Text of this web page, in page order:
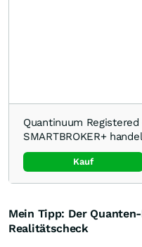
Quantinuum
SMARTBROKER+
Kauf
Mein Tipp: Der
Realitätscheck